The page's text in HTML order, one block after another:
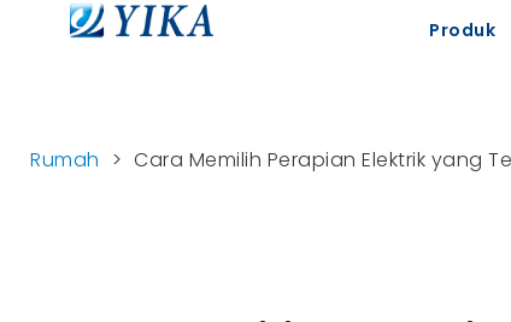
Produk
Rumah > Cara Memilih Perapian Elektrik yang